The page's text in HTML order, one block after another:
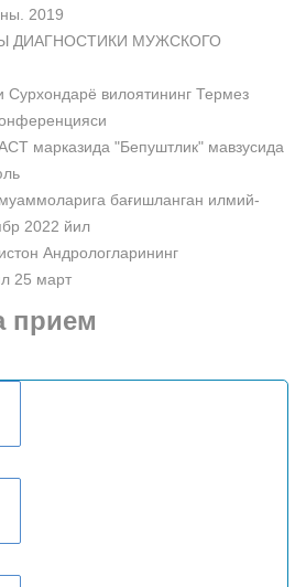
2019
ДИАГНОСТИКИ МУЖСКОГО
Сурхондарё вилоятининг Термез
марказида "Бепуштлик" мавзусида
бағишланган илмий-
2022 йил
Андрологларининг
25 март
прием